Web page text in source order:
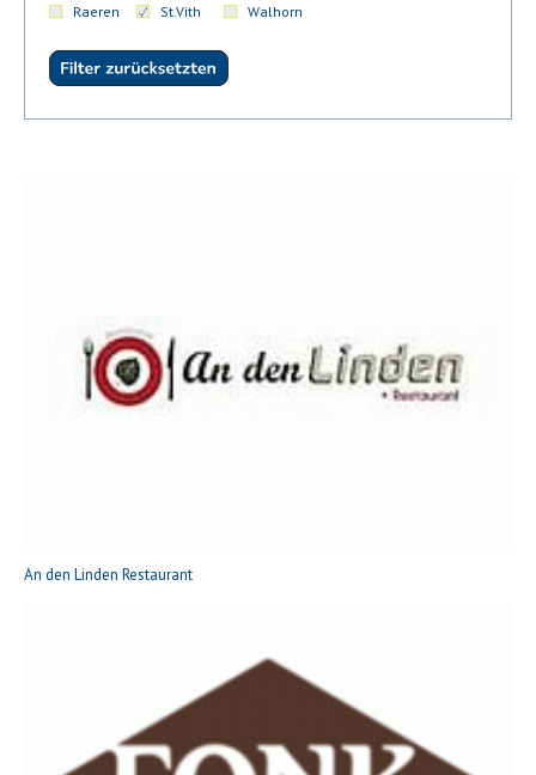
Raeren St.Vith Walhorn
An den Linden Restaurant